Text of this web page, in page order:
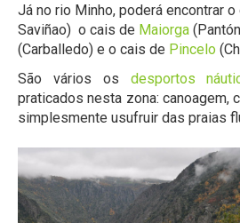
Já no rio Minho, poderá encontrar o
Saviñao) o cais de Maiorga
(Carballedo) e o cais de Pincelo
São vários os desportos
praticados nesta zona: canoagem,
simplesmente usufruir das praias